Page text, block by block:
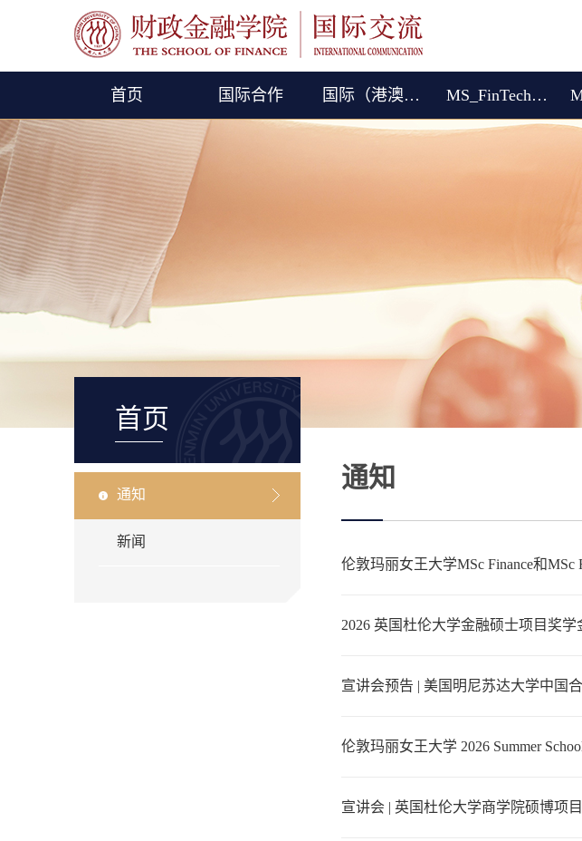
首页 国际合作 国际（港澳台）交流 MS_FinTech (English)
首页
通知
新闻
通知
伦敦玛丽女王大学MSc Finance和
2026 英国杜伦大学金融硕士项目奖学
宣讲会预告 | 美国明尼苏达大学中国
伦敦玛丽女王大学 2026 Summer
宣讲会 | 英国杜伦大学商学院硕博项目